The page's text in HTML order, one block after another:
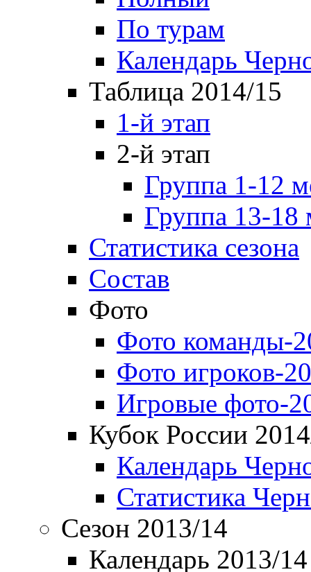
По турам
Календарь
Таблица 2014/15
1-й этап
2-й этап
Группа 1-12
Группа 13-18
Статистика сезона
Состав
Фото
Фото команды-
Фото игроков-
Игровые фото-
Кубок России
Календарь
Статистика
Сезон 2013/14
Календарь 2013/14